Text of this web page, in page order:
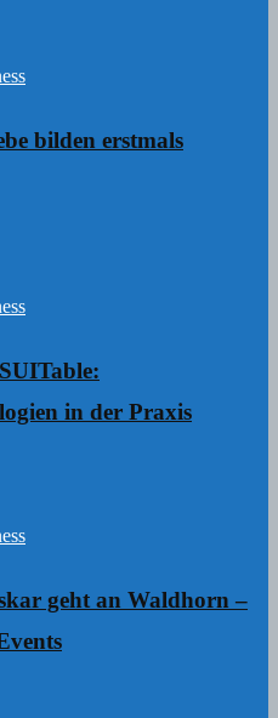
bilden erstmals
in der Praxis
geht an Waldhorn –